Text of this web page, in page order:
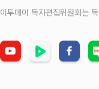
이투데이 독자편집위원회는